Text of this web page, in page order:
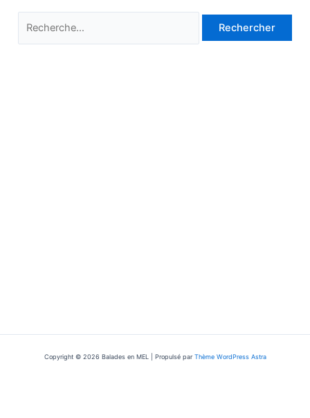
Copyright © 2026 Balades en MEL | Propulsé parThème WordPress Astra